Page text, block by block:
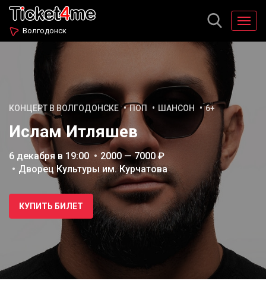
Волгодонск
КОНЦЕРТ В ВОЛГОДОНСКЕ ПОП ШАНСОН 6+
Ислам Итляшев
6 декабря в 19:00
2000 — 7000 ₽
Дворец Культуры им. Курчатова
КУПИТЬ БИЛЕТ